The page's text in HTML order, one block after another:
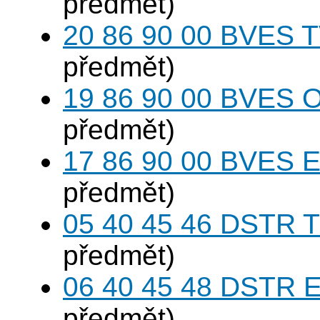
20 86 90 00 BVES
předmět)
19 86 90 00 BVES
předmět)
17 86 90 00 BVES
předmět)
05 40 45 46 DSTR
předmět)
06 40 45 48 DSTR